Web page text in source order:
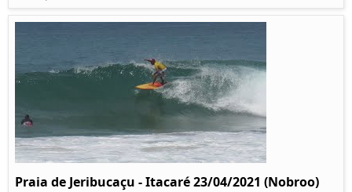
Praia de Jeribucaçu - Itacaré 23/04/2021 (Nobroo)